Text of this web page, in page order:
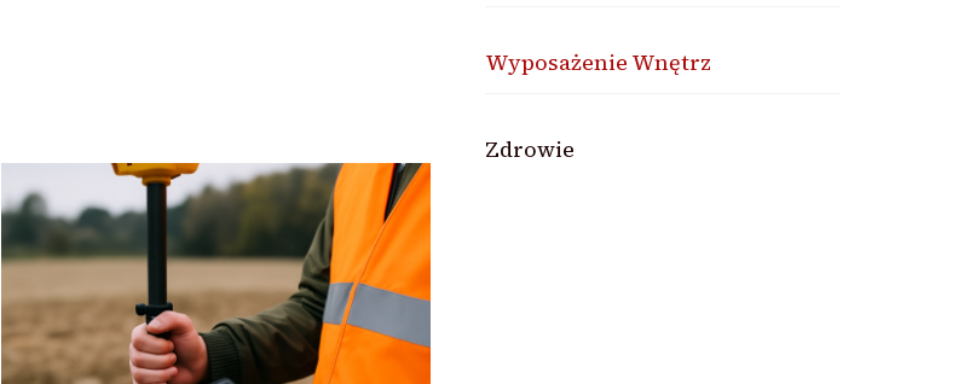
Wyposażenie Wnętrz
Zdrowie